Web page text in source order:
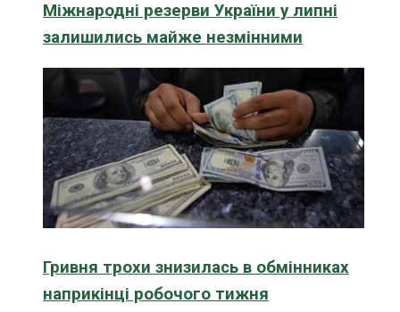
Міжнародні резерви України у липні
залишились майже незмінними
Гривня трохи знизилась в обмінниках
наприкінці робочого тижня